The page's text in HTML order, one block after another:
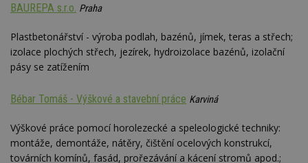
BAUREPA s.r.o. Praha
Plastbetonářství - výroba podlah, bazénů, jímek, teras a střech;
izolace plochých střech, jezírek, hydroizolace bazénů, izolační
pásy se zatížením
Bébar Tomáš - Výškové a stavební práce Karviná
Výškové práce pomocí horolezecké a speleologické techniky:
montáže, demontáže, nátěry, čištění ocelových konstrukcí,
továrních komínů, fasád, prořezávání a kácení stromů apod.;